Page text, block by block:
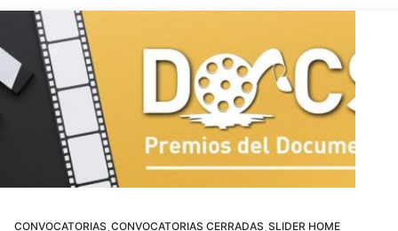
CONVOCATORIAS,CONVOCATORIAS CERRADAS,SLIDER HOME